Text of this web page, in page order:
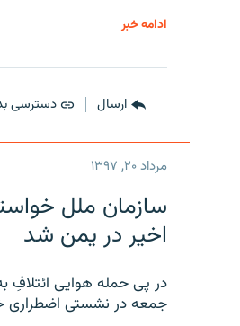
ادامه خبر
ارسال دسترسی
مرداد ۲۰, ۱۳۹۷
سازمان ملل
اخیر در یمن شد
در پی حمله هوایی
جمعه در نشستی اضطراری